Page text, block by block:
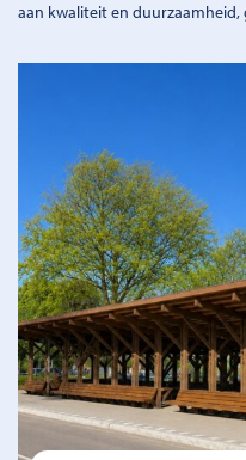
aan kwaliteit en